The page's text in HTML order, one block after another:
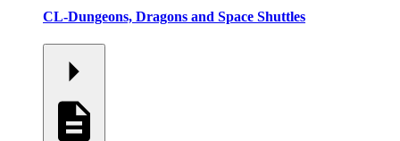
CL-Dungeons, Dragons and Space Shuttles